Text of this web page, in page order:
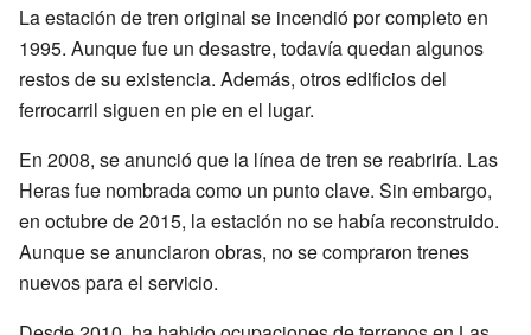
La estación de tren original se incendió por completo en
1995. Aunque fue un desastre, todavía quedan algunos
restos de su existencia. Además, otros edificios del
ferrocarril siguen en pie en el lugar.
En 2008, se anunció que la línea de tren se reabriría. Las
Heras fue nombrada como un punto clave. Sin embargo,
en octubre de 2015, la estación no se había reconstruido.
Aunque se anunciaron obras, no se compraron trenes
nuevos para el servicio.